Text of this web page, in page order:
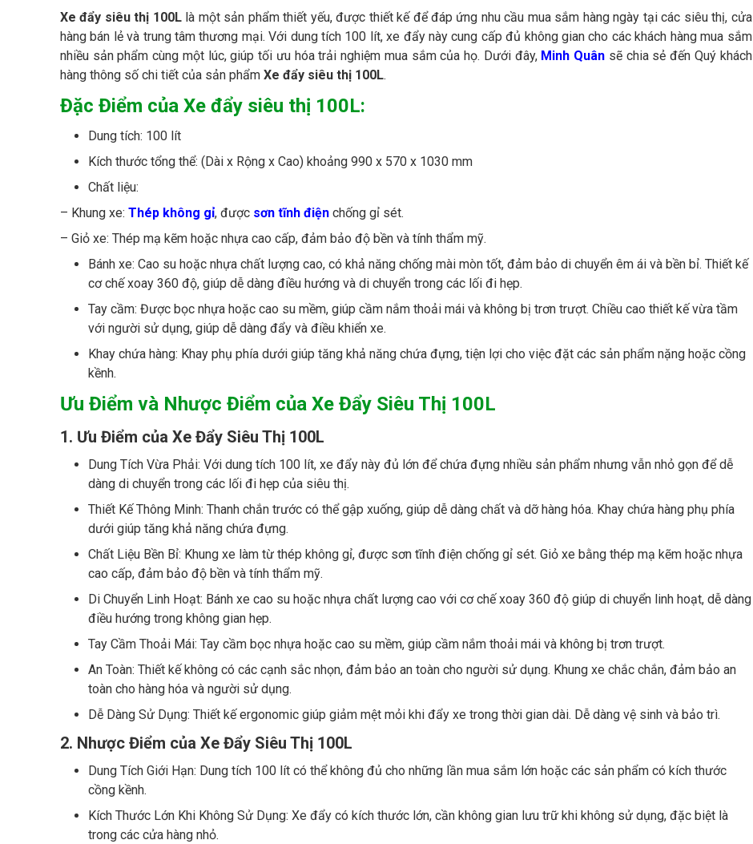
Xe đẩy siêu thị 100L là một sản phẩm thiết yếu, được thiết kế để đáp ứng nhu cầu mua sắm hàng ngày tại các siêu thị, cửa
hàng bán lẻ và trung tâm thương mại. Với dung tích 100 lít, xe đẩy này cung cấp đủ không gian cho các khách hàng mua sắm
nhiều sản phẩm cùng một lúc, giúp tối ưu hóa trải nghiệm mua sắm của họ. Dưới đây, Minh Quân sẽ chia sẻ đến Quý khách
hàng thông số chi tiết của sản phẩm Xe đẩy siêu thị 100L.
Đặc Điểm của Xe đẩy siêu thị 100L:
Dung tích: 100 lít
Kích thước tổng thể: (Dài x Rộng x Cao) khoảng 990 x 570 x 1030 mm
Chất liệu:
– Khung xe: Thép không gỉ, được sơn tĩnh điện chống gỉ sét.
– Giỏ xe: Thép mạ kẽm hoặc nhựa cao cấp, đảm bảo độ bền và tính thẩm mỹ.
Bánh xe: Cao su hoặc nhựa chất lượng cao, có khả năng chống mài mòn tốt, đảm bảo di chuyển êm ái và bền bỉ. Thiết kế
cơ chế xoay 360 độ, giúp dễ dàng điều hướng và di chuyển trong các lối đi hẹp.
Tay cầm: Được bọc nhựa hoặc cao su mềm, giúp cầm nắm thoải mái và không bị trơn trượt. Chiều cao thiết kế vừa tầm
với người sử dụng, giúp dễ dàng đẩy và điều khiển xe.
Khay chứa hàng: Khay phụ phía dưới giúp tăng khả năng chứa đựng, tiện lợi cho việc đặt các sản phẩm nặng hoặc cồng
kềnh.
Ưu Điểm và Nhược Điểm của Xe Đẩy Siêu Thị 100L
1. Ưu Điểm của Xe Đẩy Siêu Thị 100L
Dung Tích Vừa Phải: Với dung tích 100 lít, xe đẩy này đủ lớn để chứa đựng nhiều sản phẩm nhưng vẫn nhỏ gọn để dễ
dàng di chuyển trong các lối đi hẹp của siêu thị.
Thiết Kế Thông Minh: Thanh chắn trước có thể gập xuống, giúp dễ dàng chất và dỡ hàng hóa. Khay chứa hàng phụ phía
dưới giúp tăng khả năng chứa đựng.
Chất Liệu Bền Bỉ: Khung xe làm từ thép không gỉ, được sơn tĩnh điện chống gỉ sét. Giỏ xe bằng thép mạ kẽm hoặc nhựa
cao cấp, đảm bảo độ bền và tính thẩm mỹ.
Di Chuyển Linh Hoạt: Bánh xe cao su hoặc nhựa chất lượng cao với cơ chế xoay 360 độ giúp di chuyển linh hoạt, dễ dàng
điều hướng trong không gian hẹp.
Tay Cầm Thoải Mái: Tay cầm bọc nhựa hoặc cao su mềm, giúp cầm nắm thoải mái và không bị trơn trượt.
An Toàn: Thiết kế không có các cạnh sắc nhọn, đảm bảo an toàn cho người sử dụng. Khung xe chắc chắn, đảm bảo an
toàn cho hàng hóa và người sử dụng.
Dễ Dàng Sử Dụng: Thiết kế ergonomic giúp giảm mệt mỏi khi đẩy xe trong thời gian dài. Dễ dàng vệ sinh và bảo trì.
2. Nhược Điểm của Xe Đẩy Siêu Thị 100L
Dung Tích Giới Hạn: Dung tích 100 lít có thể không đủ cho những lần mua sắm lớn hoặc các sản phẩm có kích thước
cồng kềnh.
Kích Thước Lớn Khi Không Sử Dụng: Xe đẩy có kích thước lớn, cần không gian lưu trữ khi không sử dụng, đặc biệt là
trong các cửa hàng nhỏ.